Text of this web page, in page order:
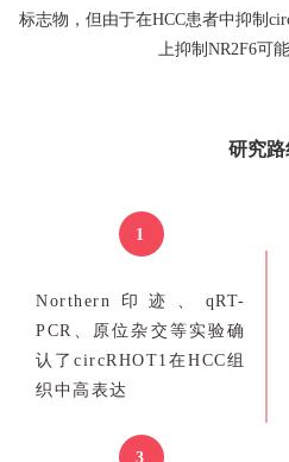
标志物，但由于在HCC患者中抑制
上抑制NR2F6可
研究路
1
Northern印迹、qRT-
PCR、原位杂交等实验确
认了circRHOT1在HCC组
织中高表达
3